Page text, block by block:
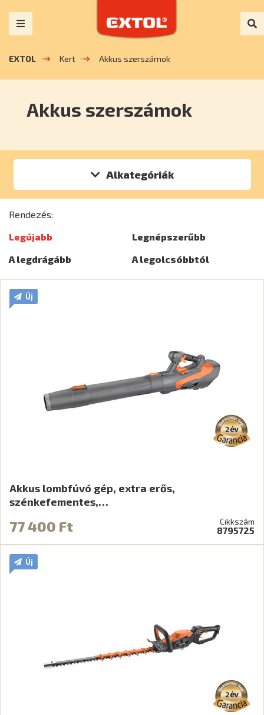
EXTOL Kert Akkus szerszámok
Akkus szerszámok
Alkategóriák
Rendezés:
Legújabb
Legnépszerűbb
A legdrágább
A legolcsóbbtól
Új
Akkus lombfúvó gép, extra erős,
szénkefementes,…
77 400 Ft Cikkszám
8795725
Új